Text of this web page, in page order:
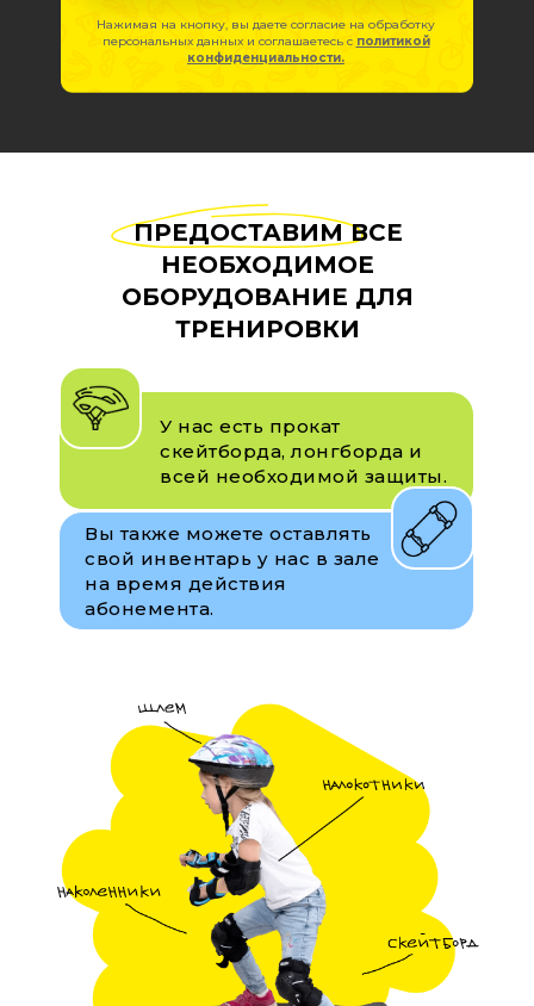
Нажимая на кнопку, вы даете согласие на обработку
персональных данных и соглашаетесь c политикой
конфиденциальности.
ПРЕДОСТАВИМ ВСЕ
НЕОБХОДИМОЕ
ОБОРУДОВАНИЕ ДЛЯ
ТРЕНИРОВКИ
У нас есть прокат
скейтборда, лонгборда и
всей необходимой защиты.
Вы также можете оставлять
свой инвентарь у нас в зале
на время действия
абонемента.